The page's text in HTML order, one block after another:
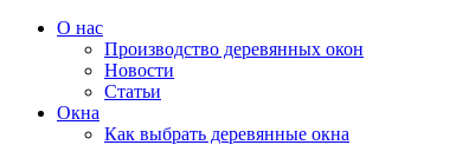
О нас
Производство деревянных окон
Новости
Статьи
Oкна
Как выбрать деревянные окна